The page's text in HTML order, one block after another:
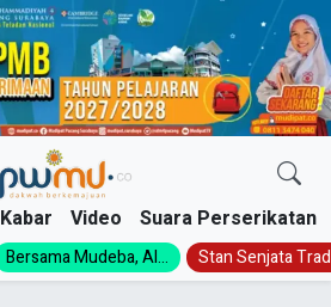
Kabar Video Suara Perserikatan
Bersama Mudeba, Al... Stan Senjata